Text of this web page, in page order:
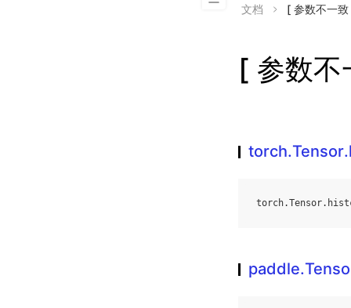
文档 [ 参数不一
[ 参数
torch.Tensor.